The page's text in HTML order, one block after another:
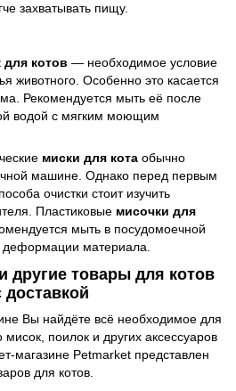
захватывать пищу.
для котов — необходимое условие
животного. Особенно это касается
Рекомендуется мыть её после
водой с мягким моющим
миски для кота обычно
машине. Однако перед первым
очистки стоит изучить
Пластиковые мисочки для
мыть в посудомоечной
материала.
другие товары для котов
доставкой
Вы найдёте всё необходимое для
поилок и других аксессуаров
магазине Petmarket представлен
для котов.